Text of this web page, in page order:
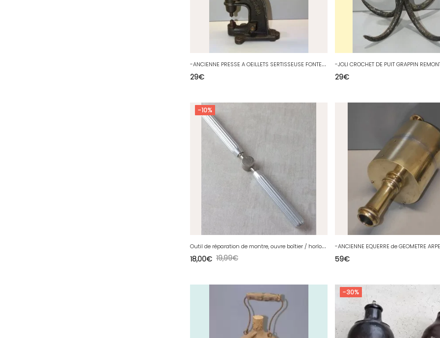
-
ANCIENNE PRESSE A OEILLETS SERTISSEUSE FONTE UNE MARQUE A DECHIFFRER déco D
29€
29€
-10%
O
util de réparation de montre, ouvre boîtier / horloger
19,99€
18,00€
59€
-30%